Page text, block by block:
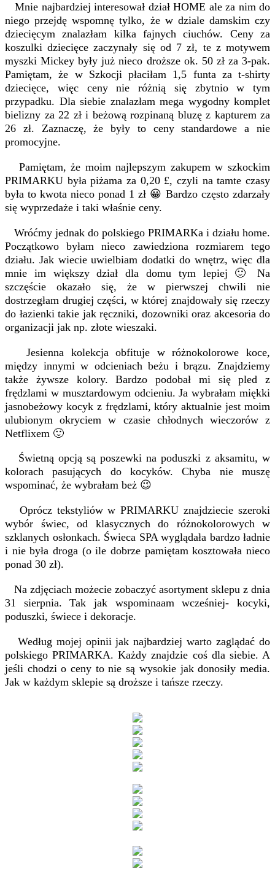
Mnie najbardziej interesował dział HOME ale za nim do
niego przejdę wspomnę tylko, że w dziale damskim czy
dziecięcym znalazłam kilka fajnych ciuchów. Ceny za
koszulki dziecięce zaczynały się od 7 zł, te z motywem
myszki Mickey były już nieco droższe ok. 50 zł za 3-pak.
Pamiętam, że w Szkocji płaciłam 1,5 funta za t-shirty
dziecięce, więc ceny nie różnią się zbytnio w tym
przypadku. Dla siebie znalazłam mega wygodny komplet
bielizny za 22 zł i beżową rozpinaną bluzę z kapturem za
26 zł. Zaznaczę, że były to ceny standardowe a nie
promocyjne.
Pamiętam, że moim najlepszym zakupem w szkockim
PRIMARKU była piżama za 0,20 £, czyli na tamte czasy
była to kwota nieco ponad 1 zł 😀 Bardzo często zdarzały
się wyprzedaże i taki właśnie ceny.
Wróćmy jednak do polskiego PRIMARKa i działu home.
Początkowo byłam nieco zawiedziona rozmiarem tego
działu. Jak wiecie uwielbiam dodatki do wnętrz, więc dla
mnie im większy dział dla domu tym lepiej 🙂 Na
szczęście okazało się, że w pierwszej chwili nie
dostrzegłam drugiej części, w której znajdowały się rzeczy
do łazienki takie jak ręczniki, dozowniki oraz akcesoria do
organizacji jak np. złote wieszaki.
Jesienna kolekcja obfituje w różnokolorowe koce,
między innymi w odcieniach beżu i brązu. Znajdziemy
także żywsze kolory. Bardzo podobał mi się pled z
frędzlami w musztardowym odcieniu. Ja wybrałam miękki
jasnobeżowy kocyk z frędzlami, który aktualnie jest moim
ulubionym okryciem w czasie chłodnych wieczorów z
Netflixem 🙂
Świetną opcją są poszewki na poduszki z aksamitu, w
kolorach pasujących do kocyków. Chyba nie muszę
wspominać, że wybrałam beż 😉
Oprócz tekstyliów w PRIMARKU znajdziecie szeroki
wybór świec, od klasycznych do różnokolorowych w
szklanych osłonkach. Świeca SPA wyglądała bardzo ładnie
i nie była droga (o ile dobrze pamiętam kosztowała nieco
ponad 30 zł).
Na zdjęciach możecie zobaczyć asortyment sklepu z dnia
31 sierpnia. Tak jak wspominaam wcześniej- kocyki,
poduszki, świece i dekoracje.
Według mojej opinii jak najbardziej warto zaglądać do
polskiego PRIMARKA. Każdy znajdzie coś dla siebie. A
jeśli chodzi o ceny to nie są wysokie jak donosiły media.
Jak w każdym sklepie są droższe i tańsze rzeczy.